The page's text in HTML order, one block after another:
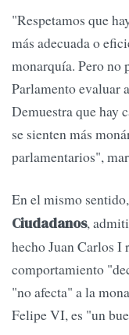
"Respetamos que
más adecuada o
monarquía. Pero no
Parlamento evaluar
Demuestra que hay
se sienten más
parlamentarios",
En el mismo sentido,
Ciudadanos,
hecho Juan Carlos I
comportamiento
"no afecta" a la
Felipe VI, es "un